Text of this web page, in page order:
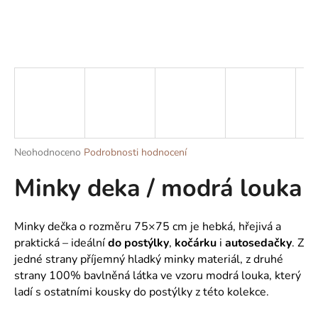
Průměrné
produktu
je
z
5
hvězdiček.
Neohodnoceno Podrobnosti hodnocení
Minky deka / modrá louka
Minky dečka o rozměru 75×75 cm je hebká, hřejivá a
praktická – ideálnído postýlky, kočárku i autosedačky. Z
jedné strany příjemný hladký minky materiál, z druhé
strany 100% bavlněná látka ve vzoru modrá louka, který
ladí s ostatními kousky do postýlky z této kolekce.
t
D
o
p
o
r